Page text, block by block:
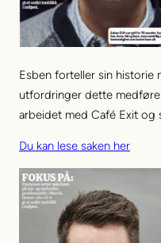
Esben forteller sin historie
utfordringer dette
arbeidet med Café Exit og
Du kan lese saken her